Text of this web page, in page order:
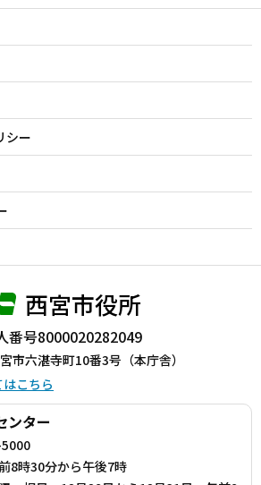
シー
西宮市役所
番号8000020282049
六湛寺町10番3号（本庁舎）
こちら
ンター
8時30分から午後7時